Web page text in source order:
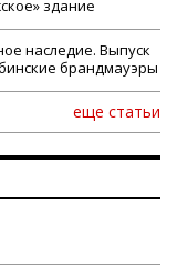
здание
наследие. Выпуск
брандмауэры
еще статьи